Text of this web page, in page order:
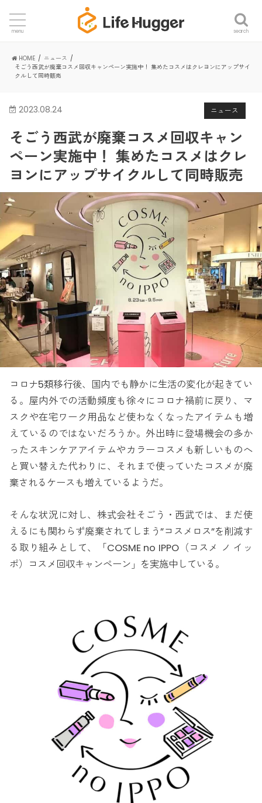
search
menu
HOME
ニュース
そごう西武が廃棄コスメ回収キャンペーン実施中！ 集めたコスメはクレヨンにアップサイ
クルして同時販売
ニュース
2023.08.24
そごう西武が廃棄コスメ回収キャン
ペーン実施中！ 集めたコスメはクレ
ヨンにアップサイクルして同時販売
コロナ5類移行後、国内でも静かに生活の変化が起きてい
る。屋内外での活動頻度も徐々にコロナ禍前に戻り、マ
スクや在宅ワーク用品など使わなくなったアイテムも増
えているのではないだろうか。外出時に登場機会の多か
ったスキンケアアイテムやカラーコスメも新しいものへ
と買い替えた代わりに、それまで使っていたコスメが廃
棄されるケースも増えているようだ。
そんな状況に対し、株式会社そごう・西武では、まだ使
えるにも関わらず廃棄されてしまう”コスメロス”を削減す
る取り組みとして、「COSME no IPPO（コスメ ノ イッ
ポ）コスメ回収キャンペーン」を実施中している。